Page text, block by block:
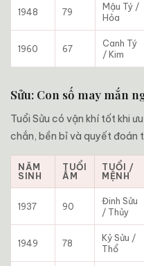
1948 79
Mậu Tý /
Hỏa
1960 67
Canh Tý
/ Kim
Sửu: Con số may mắn
Tuổi Sửu có vận khí tốt khi
chắn, bền bỉ và quyết đoán
NĂM
SINH
TUỔI
ÂM
TUỔI /
MỆNH
1937 90
Đinh Sửu
/ Thủy
1949 78
Kỷ Sửu /
Thổ